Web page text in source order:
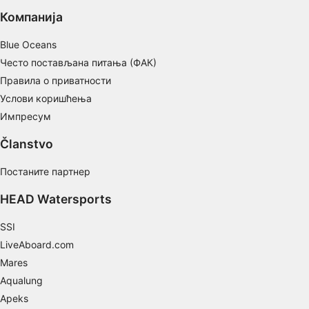
Компанија
Blue Oceans
Често постављана питања (ФАК)
Правила о приватности
Услови коришћења
Импресум
Članstvo
Постаните партнер
HEAD Watersports
SSI
LiveAboard.com
Mares
Aqualung
Apeks
combinations of data from different sources
Develop and improve services
IAB Special Features:
Use precise geolocation data
Identify devices based on information
Non-IAB processing purposes:
Necessary
Functional
Advertising